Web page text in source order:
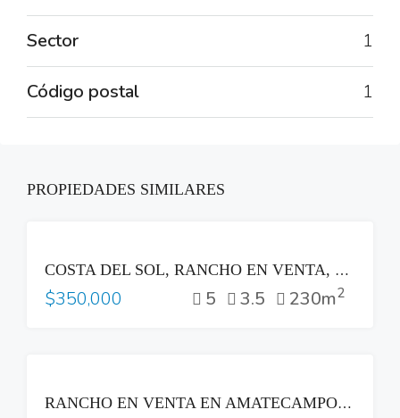
Sector 1
Código postal 1
PROPIEDADES SIMILARES
COSTA DEL SOL, RANCHO EN VENTA, CONDOMINIO JOYAS DEL PACIFICO EN PRIVADO A REPARAR
$350,000 5 3.5 230m2
RANCHO EN VENTA EN AMATECAMPO 🌊